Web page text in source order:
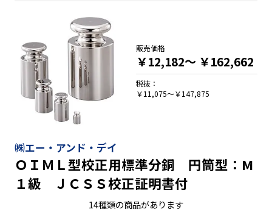
㈱エー・アンド・デイ
ＯＩＭＬ型校正用標準分銅 円筒型：M
１級 ＪＣＳＳ校正証明書付
14種類の商品があります
販売価格
￥12,182～ ￥162,662
税抜：
￥11,075～￥147,875